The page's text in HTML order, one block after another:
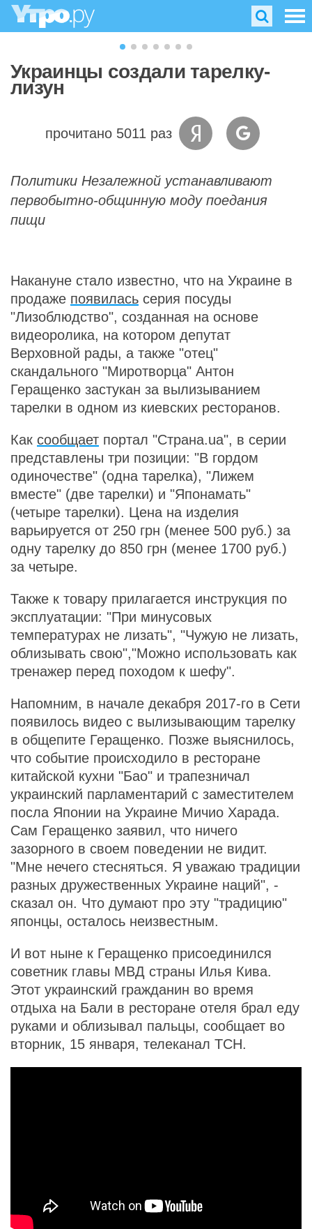
Украинцы создали тарелку-
лизун
прочитано 5011 раз
Политики Незалежной устанавливают
первобытно-общинную моду поедания
пищи
Накануне стало известно, что на Украине в
продаже появилась серия посуды
"Лизоблюдство", созданная на основе
видеоролика, на котором депутат
Верховной рады, а также "отец"
скандального "Миротворца" Антон
Геращенко застукан за вылизыванием
тарелки в одном из киевских ресторанов.
Как сообщает портал "Страна.ua", в серии
представлены три позиции: "В гордом
одиночестве" (одна тарелка), "Лижем
вместе" (две тарелки) и "Японамать"
(четыре тарелки). Цена на изделия
варьируется от 250 грн (менее 500 руб.) за
одну тарелку до 850 грн (менее 1700 руб.)
за четыре.
Также к товару прилагается инструкция по
эксплуатации: "При минусовых
температурах не лизать", "Чужую не лизать,
облизывать свою","Можно использовать как
тренажер перед походом к шефу".
Напомним, в начале декабря 2017-го в Сети
появилось видео с вылизывающим тарелку
в общепите Геращенко. Позже выяснилось,
что событие происходило в ресторане
китайской кухни "Бао" и трапезничал
украинский парламентарий с заместителем
посла Японии на Украине Мичио Харада.
Сам Геращенко заявил, что ничего
зазорного в своем поведении не видит.
"Мне нечего стесняться. Я уважаю традиции
разных дружественных Украине наций", -
сказал он. Что думают про эту "традицию"
японцы, осталось неизвестным.
И вот ныне к Геращенко присоединился
советник главы МВД страны Илья Кива.
Этот украинский гражданин во время
отдыха на Бали в ресторане отеля брал еду
руками и облизывал пальцы, сообщает во
вторник, 15 января, телеканал ТСН.